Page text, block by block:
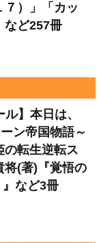
７）」「カッ
など257冊
】本日は、
ン帝国物語～
の転生逆転ス
将(著)『覚悟の
など3冊